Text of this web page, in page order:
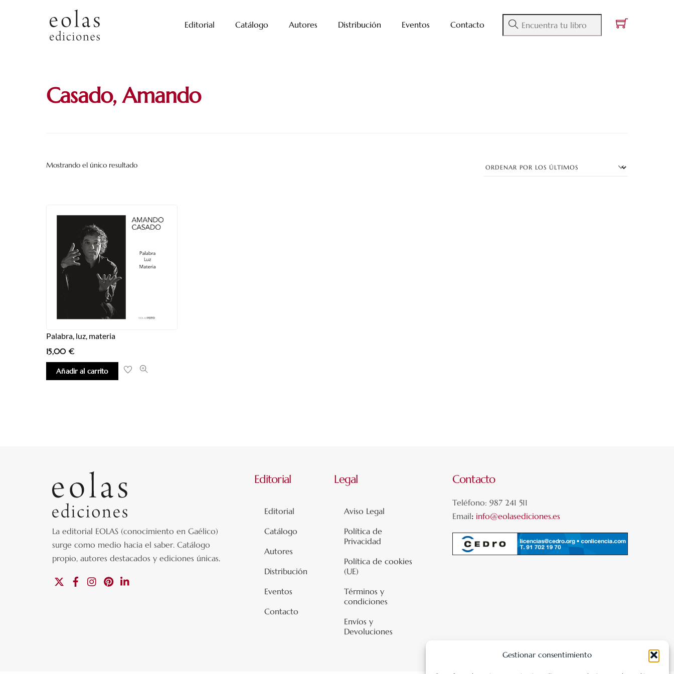
Gestionar consentimiento
Editorial Catálogo Autores Distribución Eventos Contacto
Casado, Amando
Mostrando el único resultado
Palabra, luz, materia
15,00 €
Añadir al carrito
La editorial EOLAS (conocimiento en Gaélico)
surge como medio hacia el saber. Catálogo
propio, autores destacados y ediciones únicas.
FacebookInstagramPinterest
Editorial
Editorial
Catálogo
Autores
Distribución
Eventos
Contacto
Legal
Aviso Legal
Política de
Privacidad
Política de cookies
(UE)
Términos y
condiciones
Envíos y
Devoluciones
Contacto
Teléfono: 987 241 511
Email: info@eolasediciones.es